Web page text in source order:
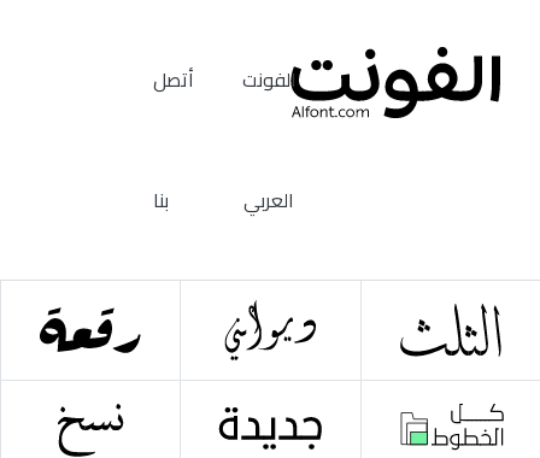
الفونت
العربي
أتصل
بنا